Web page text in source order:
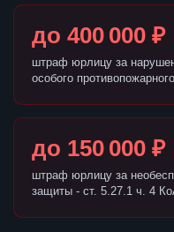
до 400 000 ₽
штраф юрлицу за
особого
до 150 000 ₽
штраф юрлицу за
защиты - ст. 5.27.1 ч. 4